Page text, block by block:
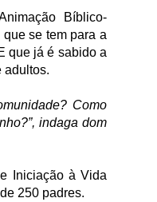
Bíblico-
se tem para a
que já é sabido a
adultos.
Como
indaga dom
Iniciação à Vida
250 padres.